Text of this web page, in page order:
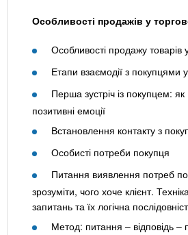
Особливості продажів у
Особливості продажу товарів
Етапи взаємодії з покупцями
Перша зустріч із покупцем: як
позитивні емоції
Встановлення контакту з
Особисті потреби покупця
Питання виявлення потреб
зрозуміти, чого хоче клієнт.
запитань та їх логічна
Метод: питання – відповідь –